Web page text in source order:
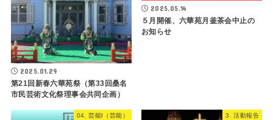
2025.01.29
第21回新春六華苑祭（第33回桑名
市民芸術文化祭理事会共同企画）
2025.05.14
５月開催、六華苑月釜茶会中止の
お知らせ
04. 芸能I（芸能） 3. 活動報告